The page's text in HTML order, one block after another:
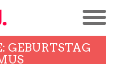
GEBURTSTAG